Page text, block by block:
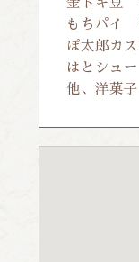
もちパイ
ぽ太郎カ
はとシュ
他、洋菓